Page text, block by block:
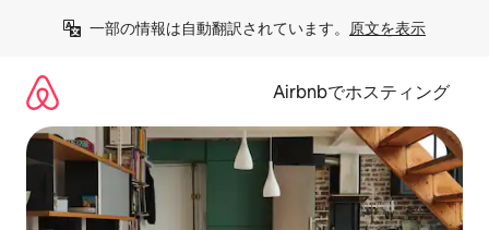
一部の情報は自動翻訳されています。 原文を表示
Airbnbでホスティング